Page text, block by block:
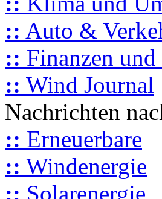
:: Auto &
:: Finanzen
:: Wind Journal
Nachrichten
:: Erneuerbare
:: Windenergie
:: Solarenergie